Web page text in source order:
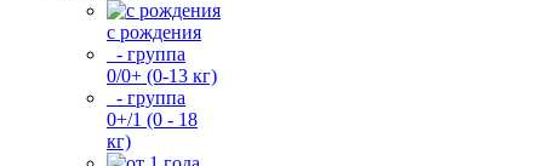
с рождения
- группа
0/0+ (0-13 кг)
- группа
0+/1 (0 - 18
кг)